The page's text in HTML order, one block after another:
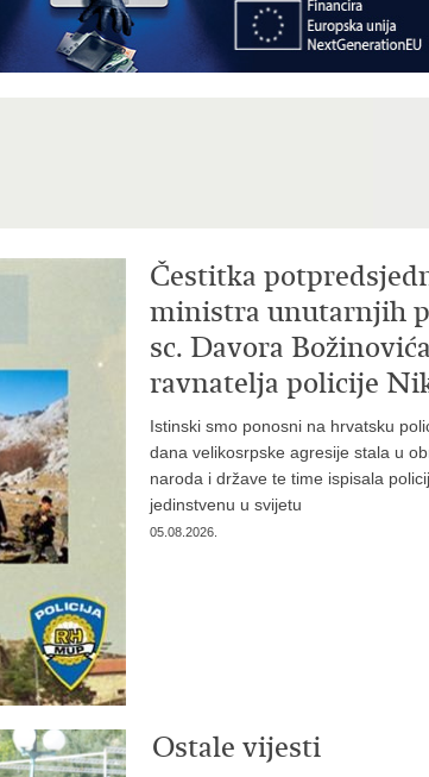
Čestitka
ministra unutarnjih
sc. Davora
ravnatelja policije
Istinski smo ponosni na hrvatsku
dana velikosrpske agresije stala u
naroda i države te time ispisala
jedinstvenu u svijetu
05.08.2026.
Ostale vijesti